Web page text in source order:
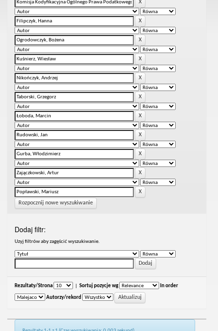
Rozpocznij nowe wyszukiwanie
Dodaj filtr:
Uzyj filtrów aby zagęścić wyszukiwanie.
Rezultaty/Strona Sortuj pozycje wg In order
Autorzy/rekord